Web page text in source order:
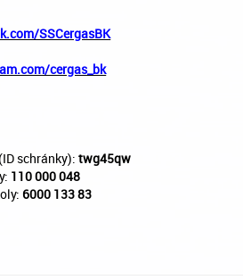
SSCergasBK
cergas_bk
schránky): twg45qw
110 000 048
6000 133 83